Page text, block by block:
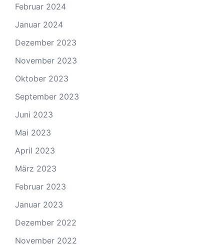
Februar 2024
Januar 2024
Dezember 2023
November 2023
Oktober 2023
September 2023
Juni 2023
Mai 2023
April 2023
März 2023
Februar 2023
Januar 2023
Dezember 2022
November 2022